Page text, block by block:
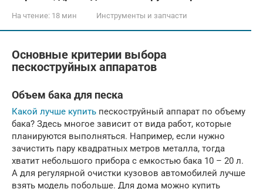
На чтение: 18 мин Инструменты и запчасти
Основные критерии выбора
пескоструйных аппаратов
Объем бака для песка
Какой лучше купить пескоструйный аппарат по объему
бака? Здесь многое зависит от вида работ, которые
планируются выполняться. Например, если нужно
зачистить пару квадратных метров металла, тогда
хватит небольшого прибора с емкостью бака 10 – 20 л.
А для регулярной очистки кузовов автомобилей лучше
взять модель побольше. Для дома можно купить